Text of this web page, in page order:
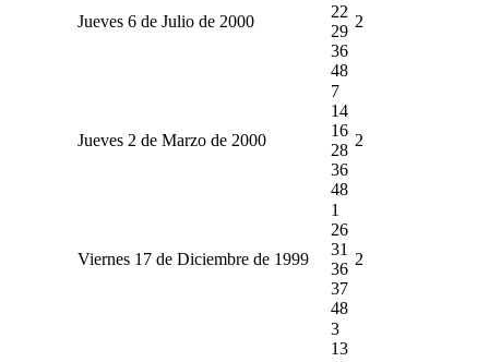
Jueves 6 de Julio de 2000
22
29
36
48
2
Jueves 2 de Marzo de 2000
7
14
16
28
36
48
2
Viernes 17 de Diciembre de 1999
1
26
31
36
37
48
2
3
13